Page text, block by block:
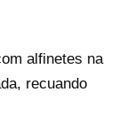
alfinetes na
recuando